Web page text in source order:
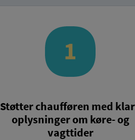
Støtter chaufføren med
oplysninger om køre- og
vagttider